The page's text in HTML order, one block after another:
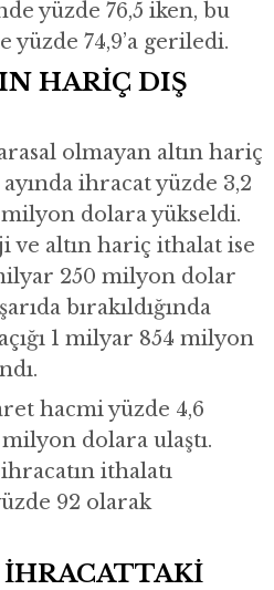
yüzde 76,5 iken, bu
yüzde 74,9’a geriledi.
HARİÇ DIŞ
olmayan altın hariç
ihracat yüzde 3,2
dolara yükseldi.
ve altın hariç ithalat ise
250 milyon dolar
bırakıldığında
1 milyar 854 milyon
hacmi yüzde 4,6
dolara ulaştı.
ithalatı
92 olarak